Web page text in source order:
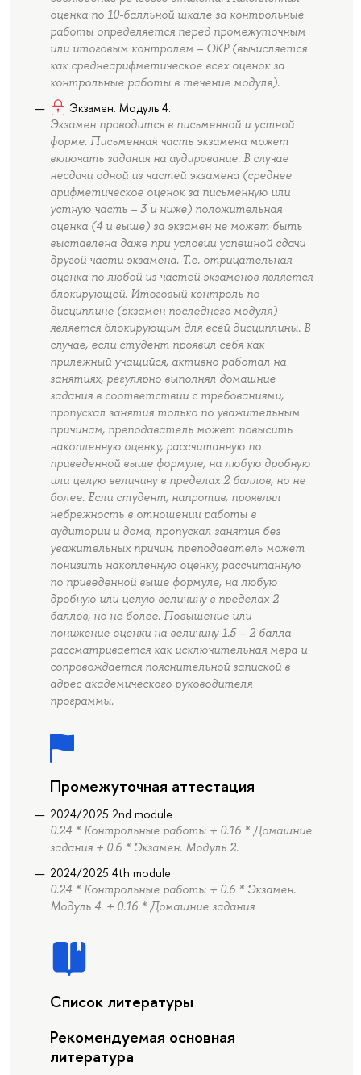
оценка по 10-балльной шкале за контрольные
работы определяется перед промежуточным
или итоговым контролем – ОКР (вычисляется
как среднеарифметическое всех оценок за
контрольные работы в течение модуля).
Экзамен. Модуль 4.
Экзамен проводится в письменной и устной
форме. Письменная часть экзамена может
включать задания на аудирование. В случае
несдачи одной из частей экзамена (среднее
арифметическое оценок за письменную или
устную часть – 3 и ниже) положительная
оценка (4 и выше) за экзамен не может быть
выставлена даже при условии успешной сдачи
другой части экзамена. Т.е. отрицательная
оценка по любой из частей экзаменов является
блокирующей. Итоговый контроль по
дисциплине (экзамен последнего модуля)
является блокирующим для всей дисциплины. В
случае, если студент проявил себя как
прилежный учащийся, активно работал на
занятиях, регулярно выполнял домашние
задания в соответствии с требованиями,
пропускал занятия только по уважительным
причинам, преподаватель может повысить
накопленную оценку, рассчитанную по
приведенной выше формуле, на любую дробную
или целую величину в пределах 2 баллов, но не
более. Если студент, напротив, проявлял
небрежность в отношении работы в
аудитории и дома, пропускал занятия без
уважительных причин, преподаватель может
понизить накопленную оценку, рассчитанную
по приведенной выше формуле, на любую
дробную или целую величину в пределах 2
баллов, но не более. Повышение или
понижение оценки на величину 1.5 – 2 балла
рассматривается как исключительная мера и
сопровождается пояснительной запиской в
адрес академического руководителя
программы.
Промежуточная аттестация
2024/2025 2nd module
0.24 * Контрольные работы + 0.16 * Домашние
задания + 0.6 * Экзамен. Модуль 2.
2024/2025 4th module
0.24 * Контрольные работы + 0.6 * Экзамен.
Модуль 4. + 0.16 * Домашние задания
Список литературы
Рекомендуемая основная
литература